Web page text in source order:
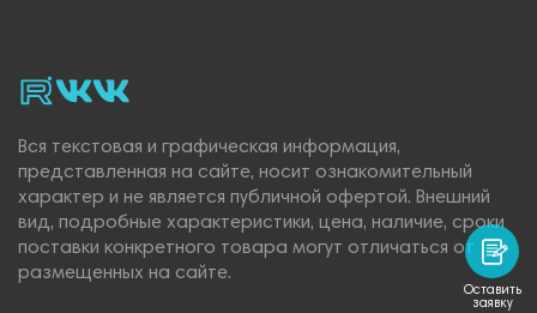
rutubevk_video.
Vk.
Вся текстовая и графическая информация,
представленная на сайте, носит ознакомительный
характер и не является публичной офертой. Внешний
вид, подробные характеристики, цена, наличие, сроки
поставки конкретного товара могут отличаться от
размещенных на сайте.
Оставить
заявку